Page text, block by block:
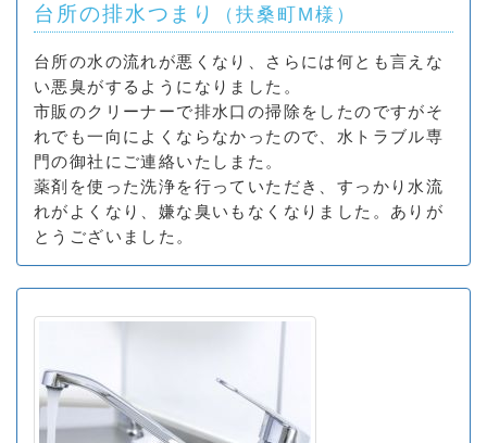
台所の排水つまり （扶桑町M様）
台所の水の流れが悪くなり、さらには何とも言えな
い悪臭がするようになりました。
市販のクリーナーで排水口の掃除をしたのですがそ
れでも一向によくならなかったので、水トラブル専
門の御社にご連絡いたしまた。
薬剤を使った洗浄を行っていただき、すっかり水流
れがよくなり、嫌な臭いもなくなりました。ありが
とうございました。